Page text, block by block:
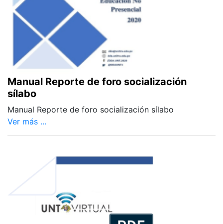
Manual Reporte de foro socialización
sílabo
Manual Reporte de foro socialización sílabo
Ver más ...